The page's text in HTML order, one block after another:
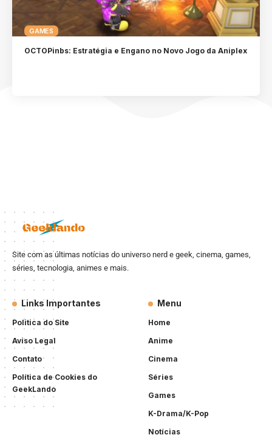
GAMES
OCTOPinbs: Estratégia e Engano no Novo Jogo da Aniplex
Site com as últimas notícias do universo nerd e geek, cinema, games,
séries, tecnologia, animes e mais.
Links Importantes
Politica do Site
Aviso Legal
Contato
Política de Cookies do
GeekLando
Menu
Home
Anime
Cinema
Séries
Games
K-Drama/K-Pop
Notícias